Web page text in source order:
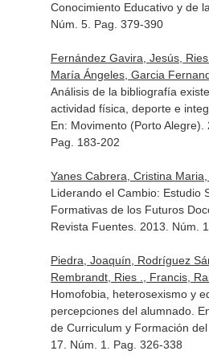
Conocimiento Educativo y de
Núm. 5. Pag. 379-390
Fernández Gavira, Jesús,
María Ángeles, Garcia
Análisis de la bibliografía
actividad física, deporte e
En: Movimento (Porto Alegre)
Pag. 183-202
Yanes Cabrera, Cristina
Liderando el Cambio: Estudio
Formativas de los Futuros
Revista Fuentes. 2013. Núm.
Piedra, Joaquín, Rodríguez
Rembrandt, Ries ., Francis,
Homofobia, heterosexismo y
percepciones del alumnado.
de Curriculum y Formación
17. Núm. 1. Pag. 326-338